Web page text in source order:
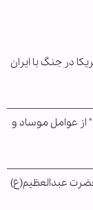
در جنگ با ایران
از عوامل موساد و
عبدالعظیم(ع)